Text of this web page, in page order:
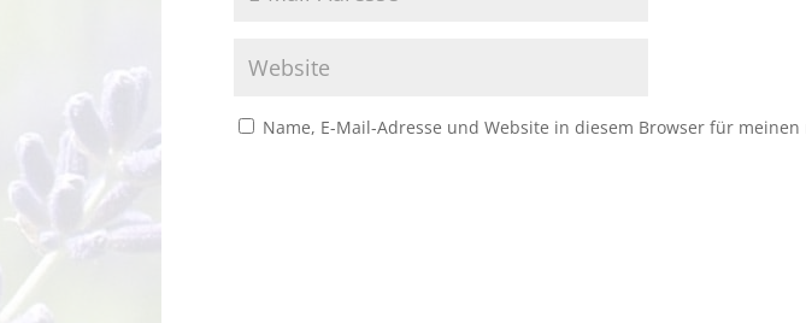
Name, E-Mail-Adresse und Website in diesem Browser für